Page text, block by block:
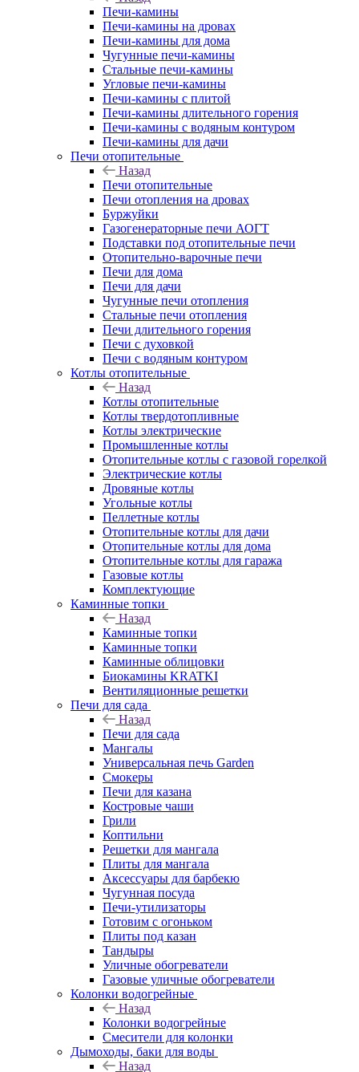
Печи-камины
Печи-камины на дровах
Печи-камины для дома
Чугунные печи-камины
Стальные печи-камины
Угловые печи-камины
Печи-камины с плитой
Печи-камины длительного горения
Печи-камины с водяным контуром
Печи-камины для дачи
Печи отопительные
Назад
Печи отопительные
Печи отопления на дровах
Буржуйки
Газогенераторные печи АОГТ
Подставки под отопительные печи
Отопительно-варочные печи
Печи для дома
Печи для дачи
Чугунные печи отопления
Стальные печи отопления
Печи длительного горения
Печи с духовкой
Печи с водяным контуром
Котлы отопительные
Назад
Котлы отопительные
Котлы твердотопливные
Котлы электрические
Промышленные котлы
Отопительные котлы с газовой горелкой
Электрические котлы
Дровяные котлы
Угольные котлы
Пеллетные котлы
Отопительные котлы для дачи
Отопительные котлы для дома
Отопительные котлы для гаража
Газовые котлы
Комплектующие
Каминные топки
Назад
Каминные топки
Каминные топки
Каминные облицовки
Биокамины KRATKI
Вентиляционные решетки
Печи для сада
Назад
Печи для сада
Мангалы
Универсальная печь Garden
Смокеры
Печи для казана
Костровые чаши
Грили
Коптильни
Решетки для мангала
Плиты для мангала
Аксессуары для барбекю
Чугунная посуда
Печи-утилизаторы
Готовим с огоньком
Плиты под казан
Тандыры
Уличные обогреватели
Газовые уличные обогреватели
Колонки водогрейные
Назад
Колонки водогрейные
Смесители для колонки
Дымоходы, баки для воды
Назад